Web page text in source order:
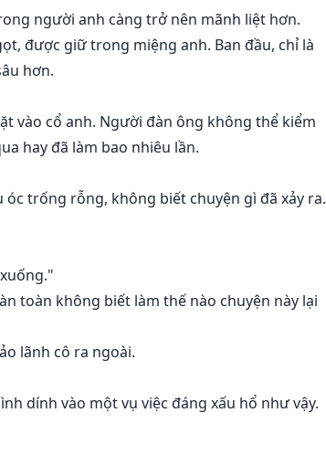
người anh càng trở nên mãnh liệt hơn.
được giữ trong miệng anh. Ban đầu, chỉ là
hơn.
vào cổ anh. Người đàn ông không thể kiểm
hay đã làm bao nhiêu lần.
óc trống rỗng, không biết chuyện gì đã xảy ra.
toàn không biết làm thế nào chuyện này lại
lãnh cô ra ngoài.
dính vào một vụ việc đáng xấu hổ như vậy.